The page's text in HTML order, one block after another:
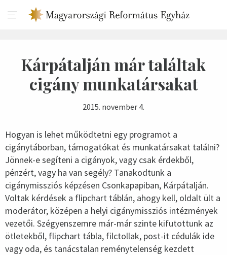
Kárpátalján már találtak
cigány munkatársakat
2015. november 4.
Hogyan is lehet működtetni egy programot a
cigánytáborban, támogatókat és munkatársakat találni?
Jönnek-e segíteni a cigányok, vagy csak érdekből,
pénzért, vagy ha van segély? Tanakodtunk a
cigánymissziós képzésen Csonkapapiban, Kárpátalján.
Voltak kérdések a flipchart táblán, ahogy kell, oldalt ült a
moderátor, középen a helyi cigánymissziós intézmények
vezetői. Szégyenszemre már-már szinte kifutottunk az
ötletekből, flipchart tábla, filctollak, post-it cédulák ide
vagy oda, és tanácstalan reménytelenség kezdett